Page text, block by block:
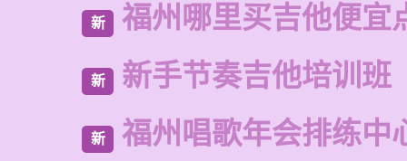
新 福州哪里买吉他便宜
新 新手节奏吉他培训班
新 福州唱歌年会排练中